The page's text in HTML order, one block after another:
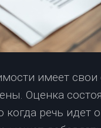
имеет свои
Оценка
речь идет